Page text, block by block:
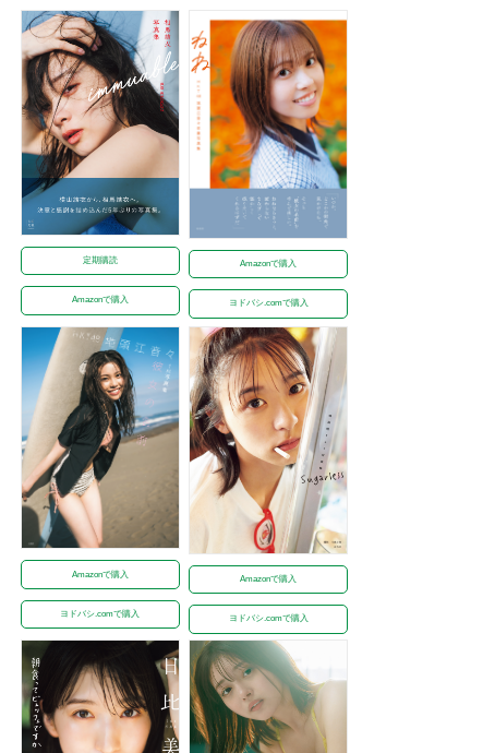
定期購読
Amazonで購入
Amazonで購入
ヨドバシ.comで購入
Amazonで購入
ヨドバシ.comで購入
Amazonで購入
ヨドバシ.comで購入